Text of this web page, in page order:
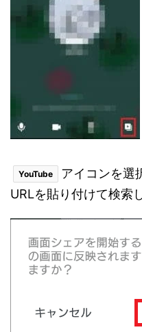
YouTube
アイコンを選
URLを貼り付けて検索